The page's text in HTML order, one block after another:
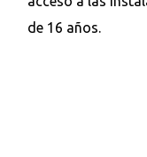
de 16 años.